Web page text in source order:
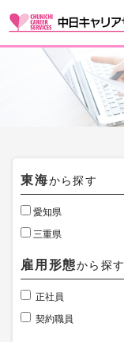
東海から探す
愛知県
三重県
雇用形態から探す
正社員
契約職員